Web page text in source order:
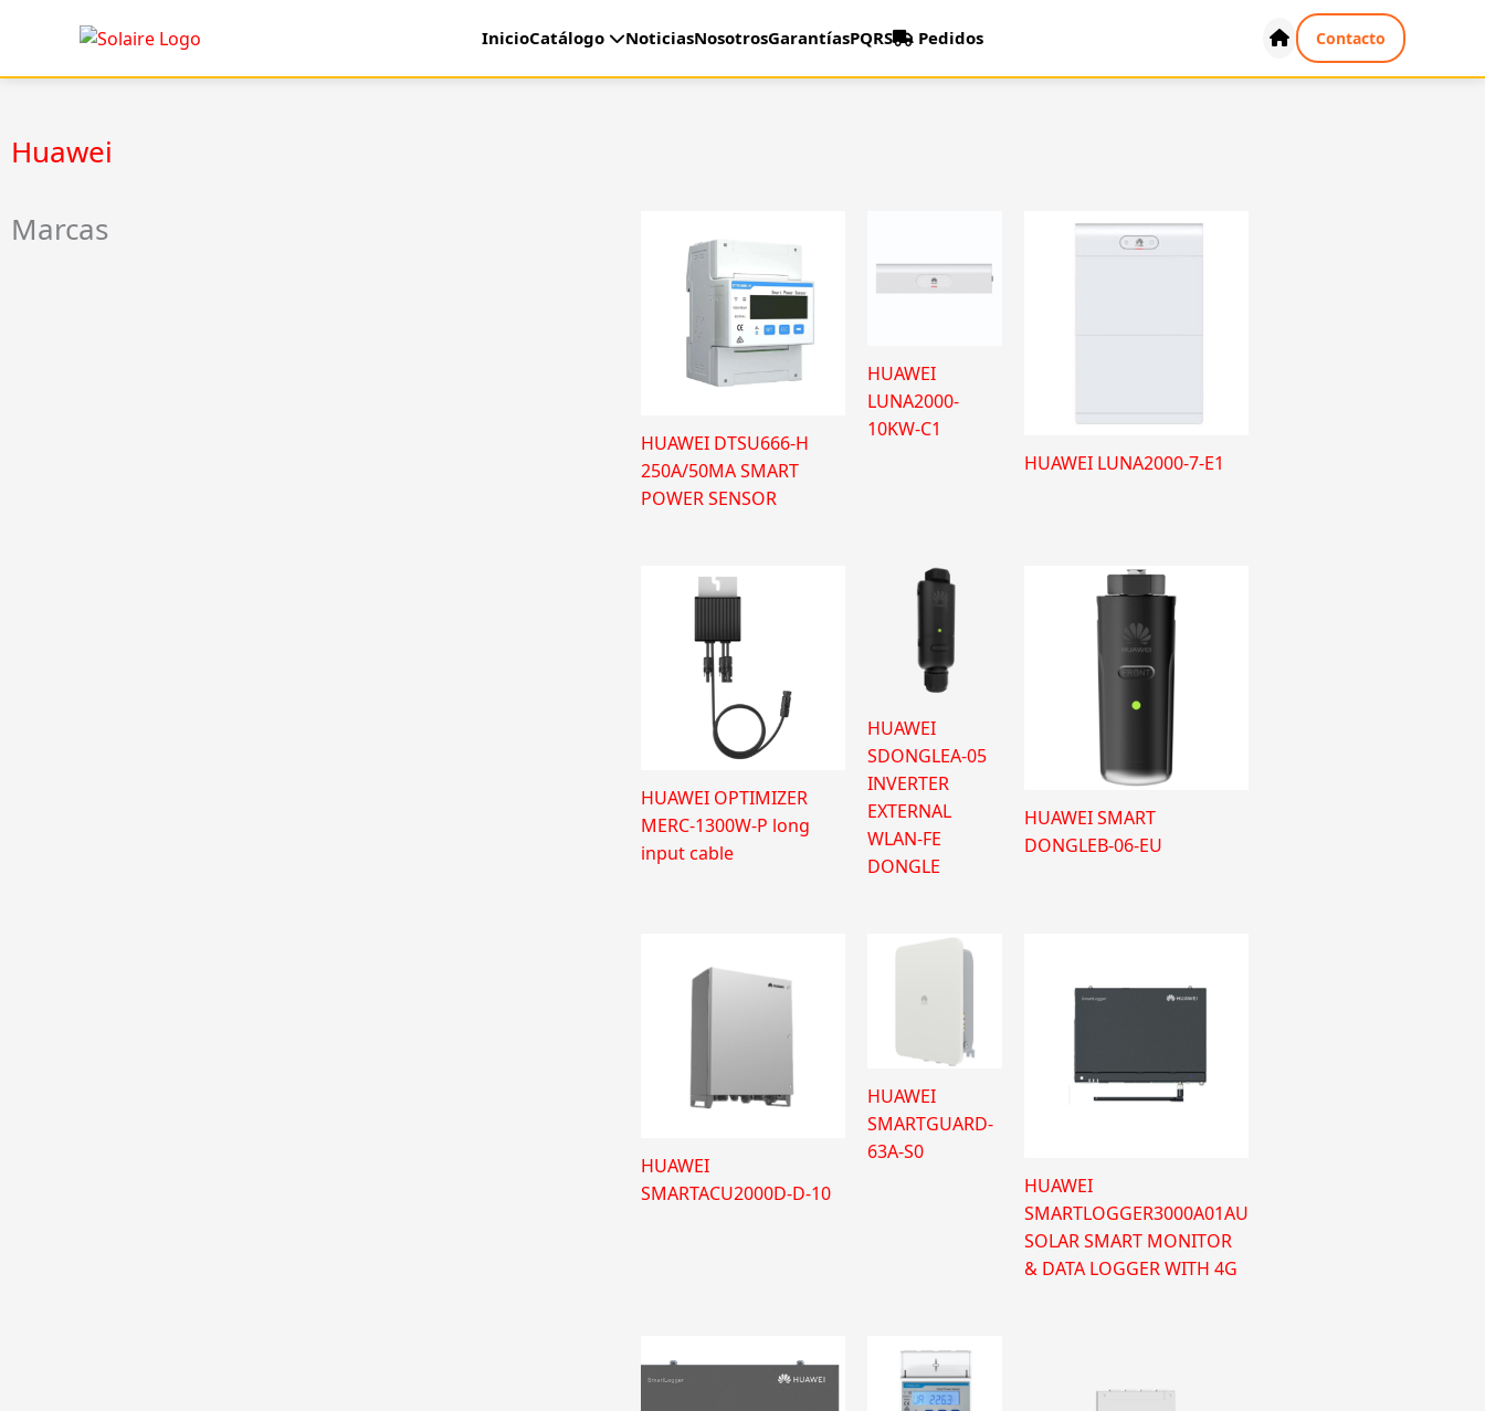
InicioCatálogo NoticiasNosotrosGarantíasPQRS Pedidos Contacto
Huawei
Marcas
HUAWEI DTSU666-H
250A/50MA SMART
POWER SENSOR
HUAWEI
LUNA2000-
10KW-C1
HUAWEI LUNA2000-7-E1
HUAWEI OPTIMIZER
MERC-1300W-P long
input cable
HUAWEI
SDONGLEA-05
INVERTER
EXTERNAL
WLAN-FE
DONGLE
HUAWEI SMART
DONGLEB-06-EU
HUAWEI
SMARTACU2000D-D-10
HUAWEI
SMARTGUARD-
63A-S0
HUAWEI
SMARTLOGGER3000A01AU
SOLAR SMART MONITOR
& DATA LOGGER WITH 4G